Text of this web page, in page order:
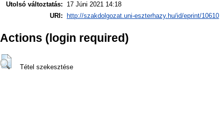
Utolsó változtatás:
17 Júni 2021 14:18
URI:
http://szakdolgozat.uni-eszterhazy.hu/id/eprint/10610
Actions (login required)
Tétel szekesztése